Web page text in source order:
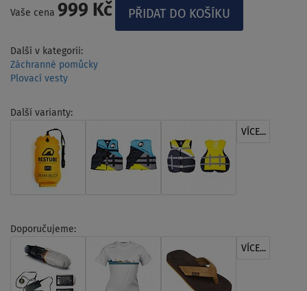
Vaše cena 999 Kč
Další v kategorii:
Záchranné pomůcky
Plovací vesty
Další varianty:
VÍCE...
Doporučujeme:
VÍCE...